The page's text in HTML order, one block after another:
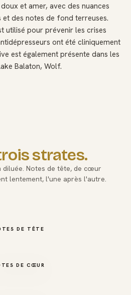
et amer, avec des nuances
des notes de fond terreuses.
utilisé pour prévenir les crises
ont été cliniquement
est également présente dans les
Balaton, Wolf.
strates.
diluée. Notes de tête, de cœur
lentement, l'une après l'autre.
DE TÊTE
DE CŒUR